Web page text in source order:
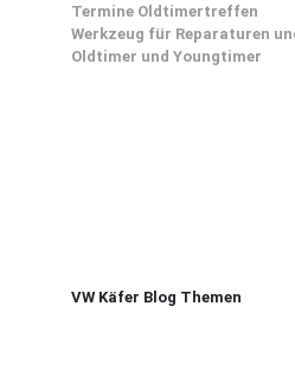
Termine Oldtimertreffen
Werkzeug für Reparaturen
Oldtimer und Youngtimer
VW Käfer Blog Themen